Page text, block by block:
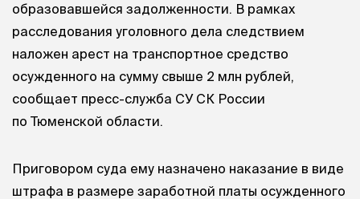
образовавшейся задолженности. В рамках
расследования уголовного дела следствием
наложен арест на транспортное средство
осужденного на сумму свыше 2 млн рублей,
сообщает пресс-служба СУ СК России
по Тюменской области.
Приговором суда ему назначено наказание в виде
штрафа в размере заработной платы осужденного